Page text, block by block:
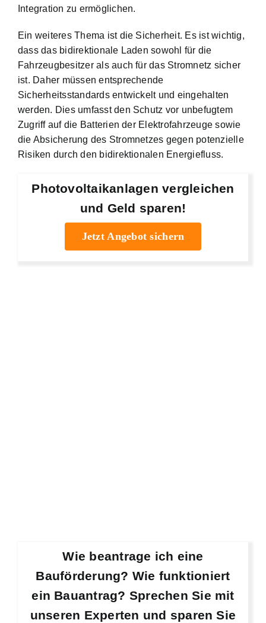
Integration zu ermöglichen.
Ein weiteres Thema ist die Sicherheit. Es ist wichtig,
dass das bidirektionale Laden sowohl für die
Fahrzeugbesitzer als auch für das Stromnetz sicher
ist. Daher müssen entsprechende
Sicherheitsstandards entwickelt und eingehalten
werden. Dies umfasst den Schutz vor unbefugtem
Zugriff auf die Batterien der Elektrofahrzeuge sowie
die Absicherung des Stromnetzes gegen potenzielle
Risiken durch den bidirektionalen Energiefluss.
Photovoltaikanlagen vergleichen
und Geld sparen!
Jetzt Angebot sichern
Wie beantrage ich eine
Bauförderung? Wie funktioniert
ein Bauantrag? Sprechen Sie mit
unseren Experten und sparen Sie